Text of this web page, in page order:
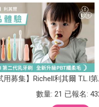
用募集】Richell利其爾 T.L.I
數量: 21 已報名: